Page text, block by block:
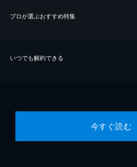
プロが選ぶおすすめ特集
いつでも解約できる
今すぐ読む